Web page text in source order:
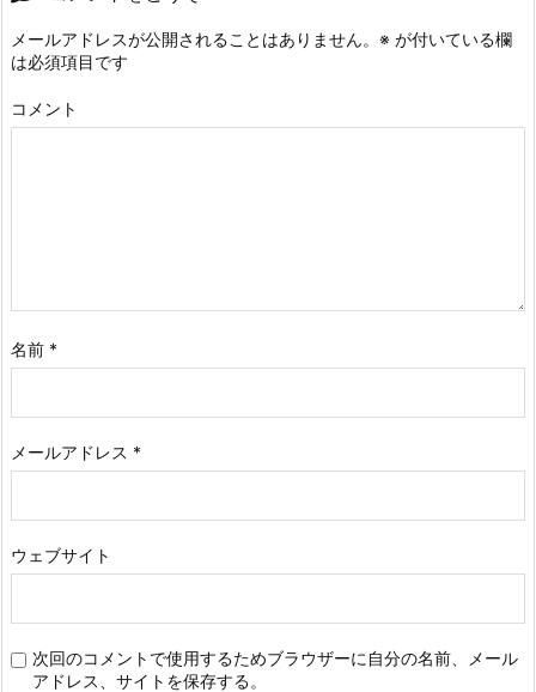
メールアドレスが公開されることはありません。 ※ が付いている欄
は必須項目です
コメント
名前 *
メールアドレス *
ウェブサイト
次回のコメントで使用するためブラウザーに自分の名前、メール
アドレス、サイトを保存する。